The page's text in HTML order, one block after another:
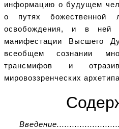
информацию о будущем
о путях божественной
освобождения, и в ней
манифестации Высшего
всеобщем сознании
трансмифов и
мировоззренческих